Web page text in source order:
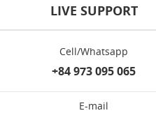
LIVE SUPPORT
Cell/Whatsapp
+84 973 095 065
E-mail